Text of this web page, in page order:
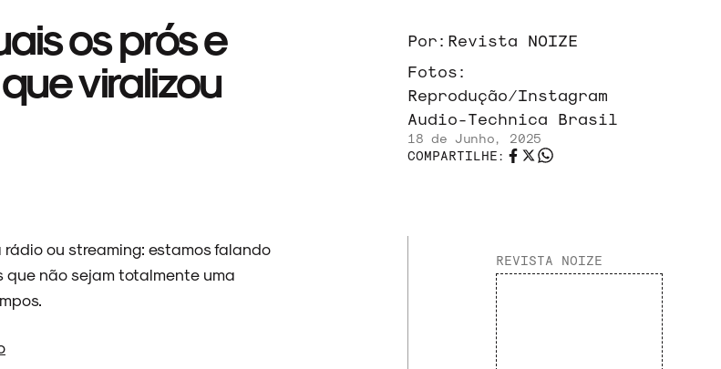
os prós e
viralizou
Por: Revista NOIZE
Fotos:
Reprodução/Instagram
Audio-Technica Brasil
18 de Junho, 2025
COMPARTILHE:
ou streaming: estamos falando
que não sejam totalmente uma
REVISTA NOIZE